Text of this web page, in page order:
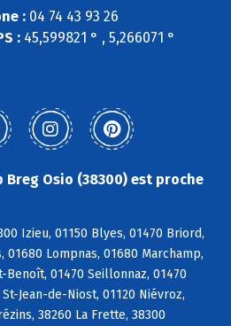
: 04 74 43 93 26
:45,599821 ° , 5,266071 °
Osio (38300) est proche
Izieu, 01150 Blyes, 01470 Briord,
01680 Lompnas, 01680 Marchamp,
Benoît, 01470 Seillonnaz, 01470
Jean-de-Niost, 01120 Niévroz,
38260 La Frette, 38300